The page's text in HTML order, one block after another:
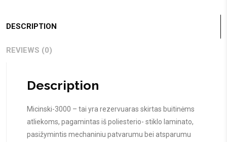
DESCRIPTION
REVIEWS (0)
Description
Micinski-3000 – tai yra rezervuaras skirtas buitinėms
atliekoms, pagamintas iš poliesterio- stiklo laminato,
pasižymintis mechaniniu patvarumu bei atsparumu